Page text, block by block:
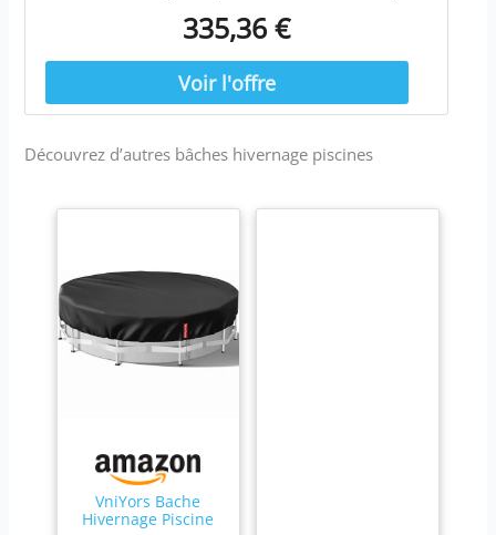
335,36 €
Découvrez d’autres bâches hivernage piscines
VniYors Bache
Hivernage Piscine